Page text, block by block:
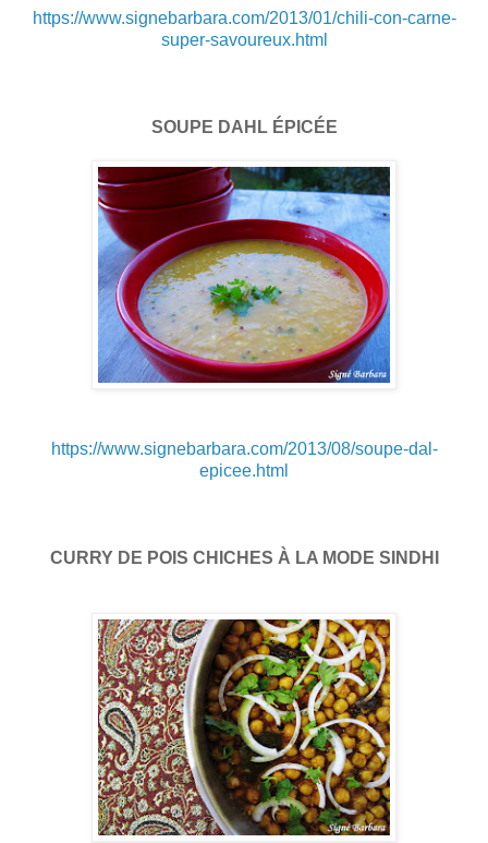
https://www.signebarbara.com/2013/01/chili-con-carne-
super-savoureux.html
SOUPE DAHL ÉPICÉE
https://www.signebarbara.com/2013/08/soupe-dal-
epicee.html
CURRY DE POIS CHICHES À LA MODE SINDHI